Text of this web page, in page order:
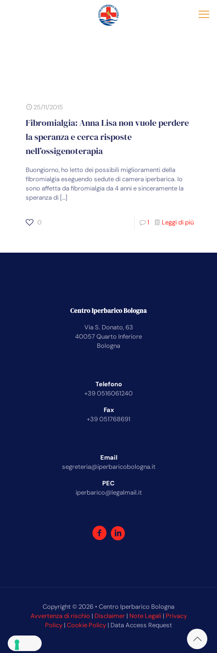
25/11/2015
Fibromialgia: Anna Lisa non vuole perdere
la speranza e cerca risposte
nell’ossigenoterapia
Buongiorno, ho letto dei possibili miglioramenti della
fibromialgia eseguendo sedute di camera iperbarica. Io
sono affetta da fibromialgia da 4 anni e sinceramente la
speranza di […]
0 1 Leggi di più
Centro Iperbarico Bologna
Via S. Donato, 63
40057 Quarto Inferiore
Bologna
Telefono
+39 0516061240
Fax
+39 051768691
Email
segreteria@iperbaricobologna.it
PEC
iperbarico@legalmail.it
Copyright © 2026 • Centro Iperbarico Bologna
Avvertenza di rischio | Disclaimer| Note Legali| Privacy
Policy | Cookie Policy | Data Access Request